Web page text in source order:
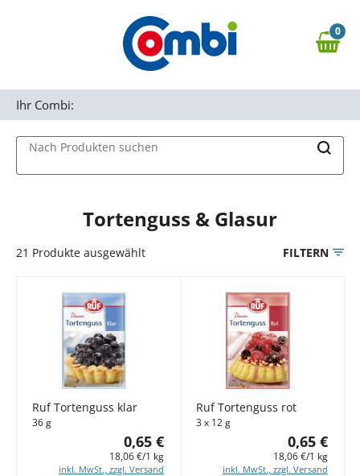
Zur Navigation springen
0,00 €
0
Nach Produkten suchen
Ihr Combi:
Tortenguss & Glasur
21 Produkte ausgewählt FILTERN
Ruf Tortenguss klar
36 g
0,65 €
18,06 €/1 kg
inkl. MwSt., zzgl. Versand
Ruf Tortenguss rot
3 x 12 g
0,65 €
18,06 €/1 kg
inkl. MwSt., zzgl. Versand